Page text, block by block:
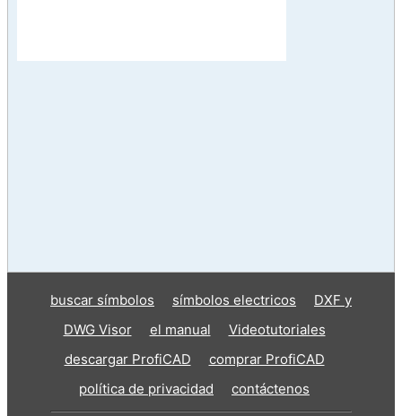
buscar símbolos símbolos electricos
DXF y
DWG Visor
el manual
Videotutoriales
descargar ProfiCAD
comprar ProfiCAD
política de privacidad
contáctenos